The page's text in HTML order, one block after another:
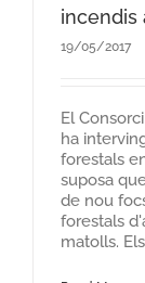
incendis
19/05/2017
El
ha
forestals
suposa
de nou
forestals
matolls.